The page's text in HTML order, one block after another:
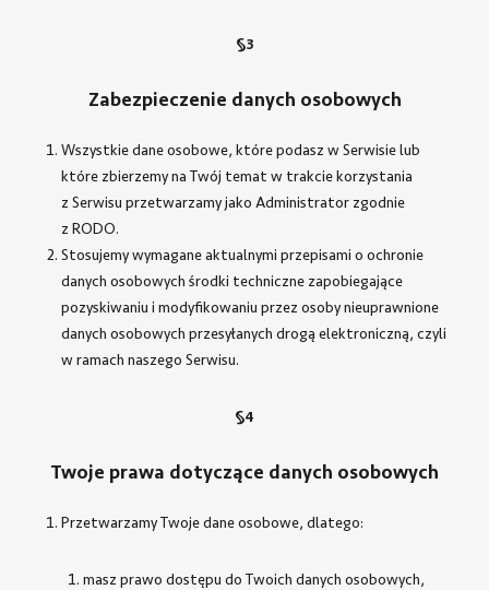
§3
Zabezpieczenie danych osobowych
Wszystkie dane osobowe, które podasz w Serwisie lub
które zbierzemy na Twój temat w trakcie korzystania
z Serwisu przetwarzamy jako Administrator zgodnie
z RODO.
Stosujemy wymagane aktualnymi przepisami o ochronie
danych osobowych środki techniczne zapobiegające
pozyskiwaniu i modyfikowaniu przez osoby nieuprawnione
danych osobowych przesyłanych drogą elektroniczną, czyli
w ramach naszego Serwisu.
§4
Twoje prawa dotyczące danych osobowych
Przetwarzamy Twoje dane osobowe, dlatego:
masz prawo dostępu do Twoich danych osobowych,